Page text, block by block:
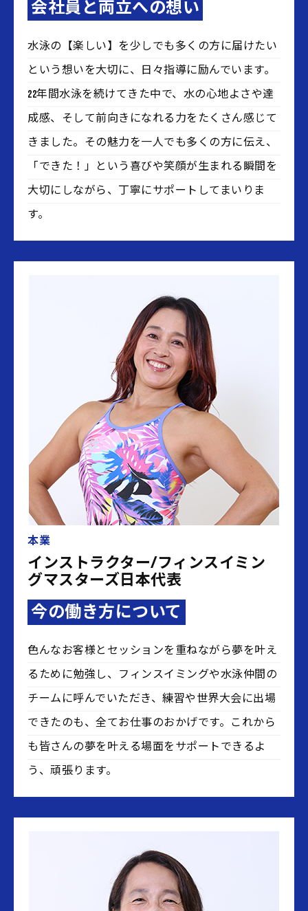
会社員と両立への想い
水泳の【楽しい】を少しでも多くの方に届けたい
という想いを大切に、日々指導に励んでいます。
22年間水泳を続けてきた中で、水の心地よさや達
成感、そして前向きになれる力をたくさん感じて
きました。その魅力を一人でも多くの方に伝え、
「できた！」という喜びや笑顔が生まれる瞬間を
大切にしながら、丁寧にサポートしてまいりま
す。
本業
インストラクター/フィンスイミン
グマスターズ日本代表
今の働き方について
色んなお客様とセッションを重ねながら夢を叶え
るために勉強し、フィンスイミングや水泳仲間の
チームに呼んでいただき、練習や世界大会に出場
できたのも、全てお仕事のおかげです。これから
も皆さんの夢を叶える場面をサポートできるよ
う、頑張ります。